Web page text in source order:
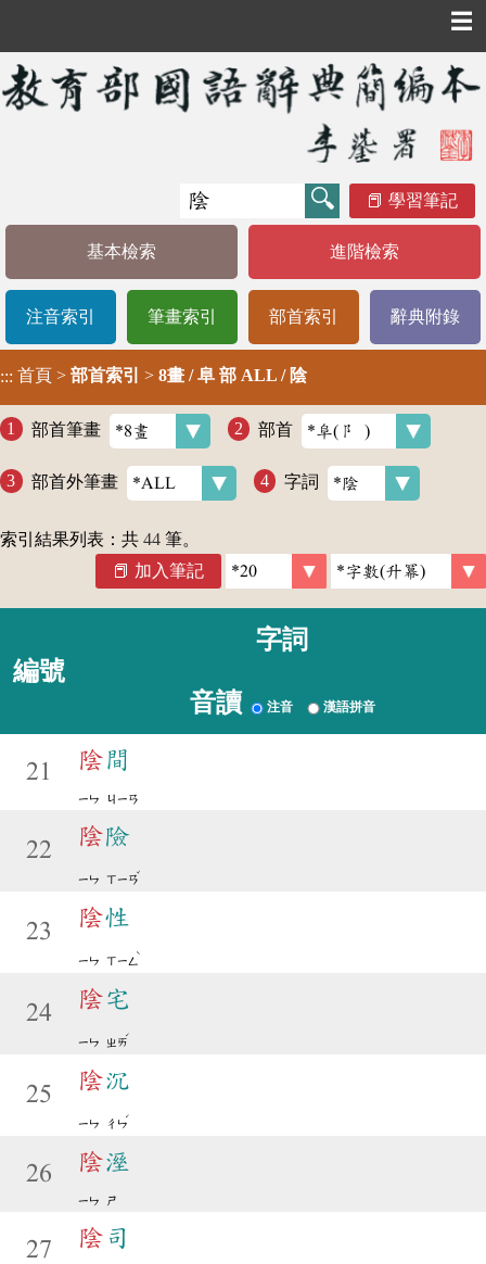
☰
學習筆記
基本檢索 進階檢索
注音索引 筆畫索引 部首索引 辭典附錄
::: 首頁 > 部首索引 > 8畫 / 阜 部 ALL / 陰
部首筆畫 部首
部首外筆畫 字詞
索引結果列表：共 44 筆。
加入筆記
編號
字詞
音讀 注音 漢語拼音
21 陰間
ㄧㄣ ㄐㄧㄢ
22
陰險
ㄧㄣ ㄒㄧㄢ
ˇ
23
陰性
ㄧㄣ ㄒㄧㄥ
ˋ
24
陰宅
ㄧㄣ ㄓㄞ
ˊ
25
陰沉
ㄧㄣ ㄔㄣ
ˊ
26 陰溼
ㄧㄣ ㄕ
27 陰 司